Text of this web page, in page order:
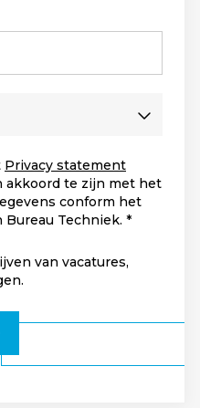
Privacy statement
akkoord te zijn met het
conform het
Techniek.
van vacatures,